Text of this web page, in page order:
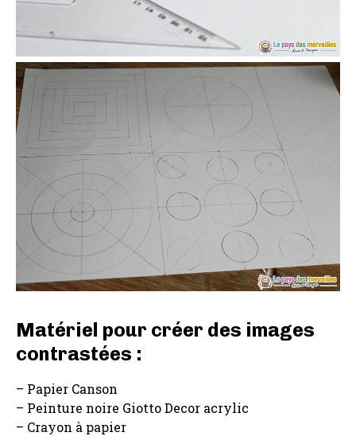
Matériel pour créer des images
contrastées :
– Papier Canson
– Peinture noire Giotto Decor acrylic
– Crayon à papier